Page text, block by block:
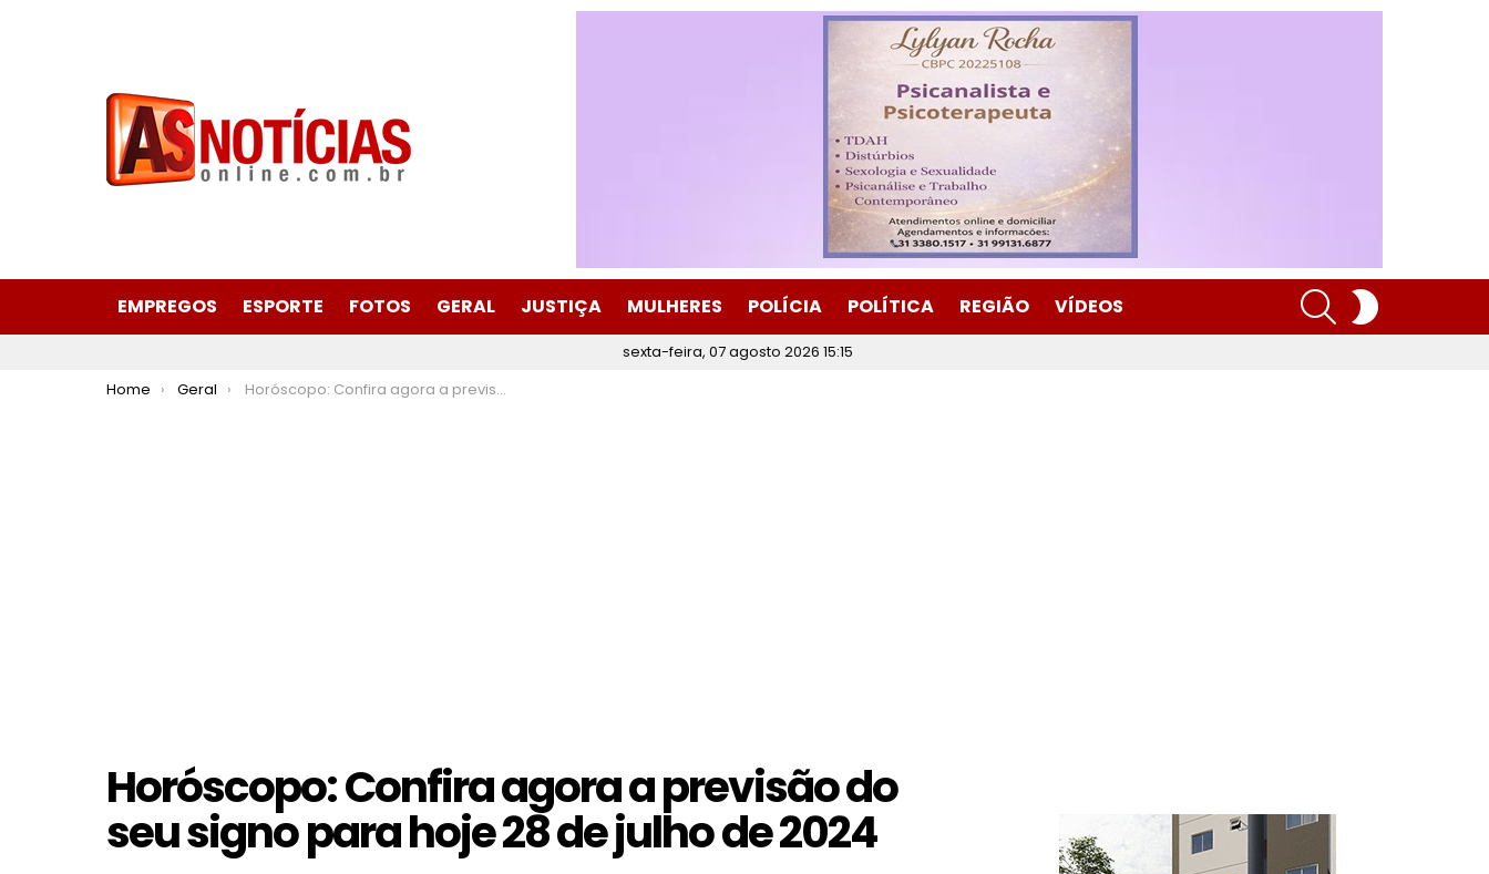
EMPREGOS ESPORTE FOTOS GERAL JUSTIÇA MULHERES POLÍCIA POLÍTICA REGIÃO VÍDEOS
SEARCH
sexta-feira, 07 agosto 2026 15:15
You are here:
Home Geral Horóscopo: Confira agora a previsão do seu signo para hoje 28 de julho de 2024
Horóscopo: Confira agora a previsão do
seu signo para hoje 28 de julho de 2024